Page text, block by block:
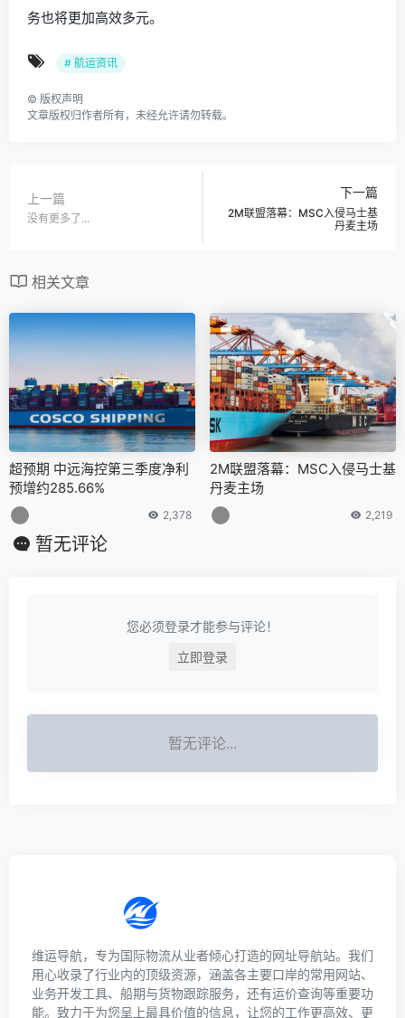
务也将更加高效多元。
# 航运资讯
© 版权声明
文章版权归作者所有，未经允许请勿转载。
上一篇
没有更多了...
下一篇
2M联盟落幕：MSC入侵马士基
丹麦主场
相关文章
超预期 中远海控第三季度净利
预增约285.66%
2,378
2M联盟落幕：MSC入侵马士基
丹麦主场
2,219
暂无评论
您必须登录才能参与评论！
立即登录
暂无评论...
维运导航，专为国际物流从业者倾心打造的网址导航站。我们
用心收录了行业内的顶级资源，涵盖各主要口岸的常用网站、
业务开发工具、船期与货物跟踪服务，还有运价查询等重要功
能。致力于为您呈上最具价值的信息，让您的工作更高效、更